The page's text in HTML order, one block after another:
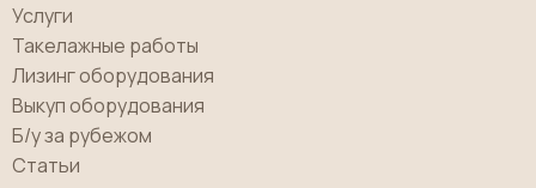
Услуги
Такелажные работы
Лизинг оборудования
Выкуп оборудования
Б/у за рубежом
Статьи